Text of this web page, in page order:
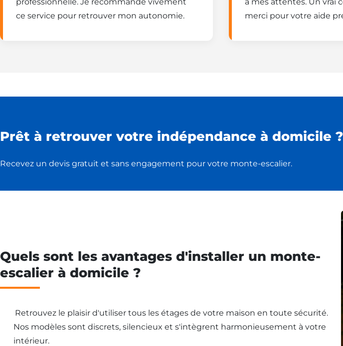
ce service pour retrouver mon autonomie.
merci pour votre aide
Prêt à retrouver votre indépendance à domicile ?
Recevez un devis gratuit et sans engagement pour votre monte-escalier.
Quels sont les avantages d'installer un monte-
escalier à domicile ?
Retrouvez le plaisir d'utiliser tous les étages de votre maison en toute sécurité.
Nos modèles sont discrets, silencieux et s'intègrent harmonieusement à votre
intérieur.